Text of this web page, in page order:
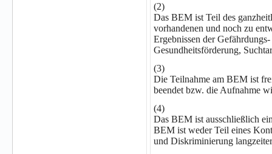
(2)
Das BEM ist Teil des
vorhandenen und noch zu
Ergebnissen der
Gesundheitsförderung,
(3)
Die Teilnahme am BEM ist
beendet bzw. die Aufnahme
(4)
Das BEM ist ausschließlich
BEM ist weder Teil eines
und Diskriminierung